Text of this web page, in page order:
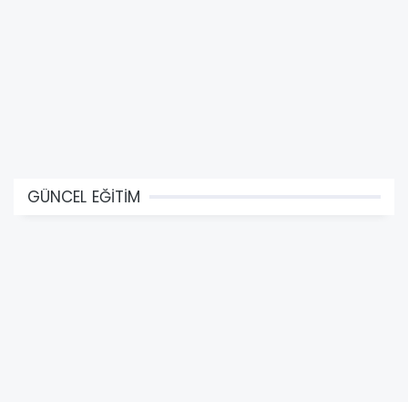
GÜNCEL EĞİTİM